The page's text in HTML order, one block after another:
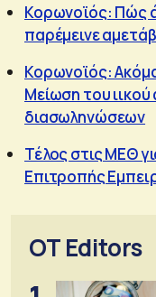
Κορωνοϊός: Πώς
παρέμεινε
Κορωνοϊός:
Μείωση του
διασωληνώσεων
Τέλος στις ΜΕΘ
Επιτροπής
OT Editors